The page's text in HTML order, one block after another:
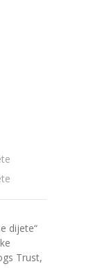
dijete“
Trust,